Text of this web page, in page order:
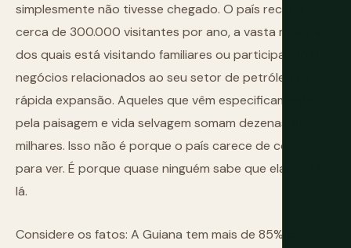
simplesmente não tivesse chegado. O país recebe
cerca de 300.000 visitantes por ano, a vasta maioria
dos quais está visitando familiares ou participando de
negócios relacionados ao seu setor de petróleo em
rápida expansão. Aqueles que vêm especificamente
pela paisagem e vida selvagem somam dezenas de
milhares. Isso não é porque o país carece de coisas
para ver. É porque quase ninguém sabe que elas estão
lá.
Considere os fatos: A Guiana tem mais de 85% de